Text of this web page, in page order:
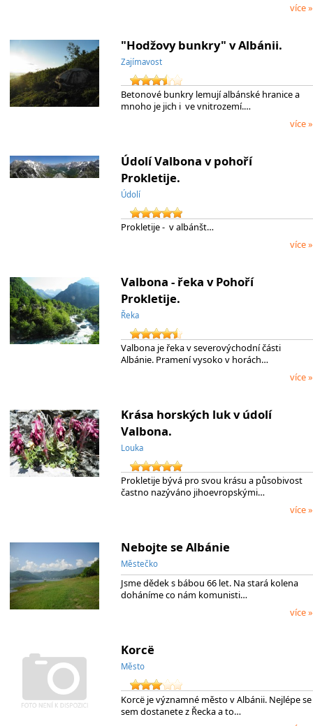
více »
"Hodžovy bunkry" v Albánii.
Zajímavost
Betonové bunkry lemují albánské hranice a
mnoho je jich i ve vnitrozemí.…
více »
Údolí Valbona v pohoří
Prokletije.
Údolí
Prokletije - v albánšt…
více »
Valbona - řeka v Pohoří
Prokletije.
Řeka
Valbona je řeka v severovýchodní části
Albánie. Pramení vysoko v horách…
více »
Krása horských luk v údolí
Valbona.
Louka
Prokletije bývá pro svou krásu a působivost
častno nazýváno jihoevropskými…
více »
Nebojte se Albánie
Městečko
Jsme dědek s bábou 66 let. Na stará kolena
doháníme co nám komunisti…
více »
Korcë
Město
Korcë je významné město v Albánii. Nejlépe se
sem dostanete z Řecka a to…